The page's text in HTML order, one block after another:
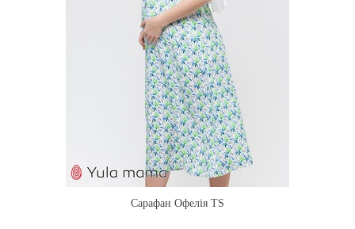
Сарафан Офелія TS